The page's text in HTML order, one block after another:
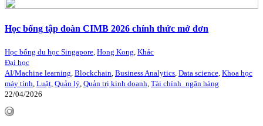
Học bổng tập đoàn CIMB 2026 chính thức mở đơn
Học bổng du học Singapore, Hong Kong, Khác
Đại học
AI/Machine learning, Blockchain, Business Analytics, Data science, Khoa học
máy tính, Luật, Quản lý, Quản trị kinh doanh, Tài chính_ngân hàng
22/04/2026